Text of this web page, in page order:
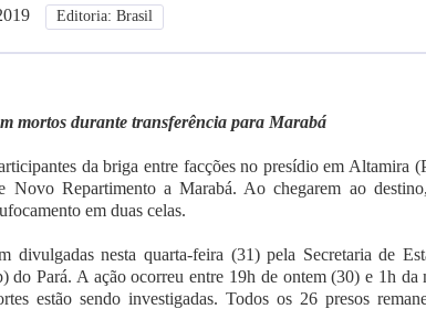
Editoria: Brasil
mortos durante transferência para Marabá
da briga entre facções no presídio em Altamira
Novo Repartimento a Marabá. Ao chegarem ao
em duas celas.
divulgadas nesta quarta-feira (31) pela Secretaria de
do Pará. A ação ocorreu entre 19h de ontem (30) e 1h da
estão sendo investigadas. Todos os 26 presos